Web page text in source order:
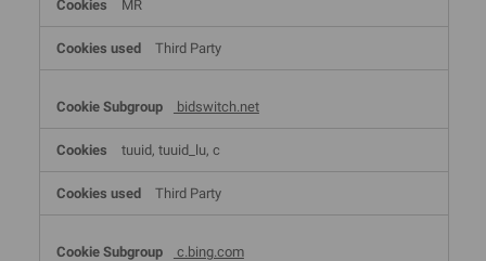
MR
Third Party
bidswitch.net
tuuid, tuuid_lu, c
Third Party
c.bing.com